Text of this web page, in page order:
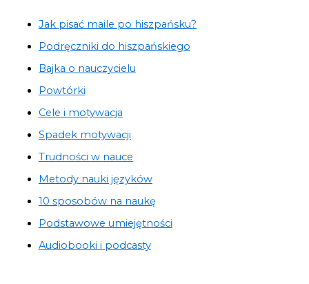
Jak pisać maile po hiszpańsku?
Podręczniki do hiszpańskiego
Bajka o nauczycielu
Powtórki
Cele i motywacja
Spadek motywacji
Trudności w nauce
Metody nauki języków
10 sposobów na naukę
Podstawowe umiejętności
Audiobooki i podcasty